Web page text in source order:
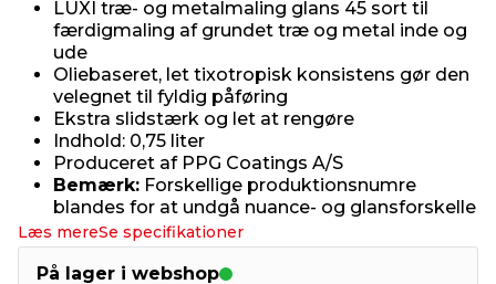
LUXI træ- og metalmaling glans 45 sort til
færdigmaling af grundet træ og metal inde og
ude
Oliebaseret, let tixotropisk konsistens gør den
velegnet til fyldig påføring
Ekstra slidstærk og let at rengøre
Indhold: 0,75 liter
Produceret af PPG Coatings A/S
Bemærk: Forskellige produktionsnumre
blandes for at undgå nuance- og glansforskelle
Læs mereSe specifikationer
På lager i webshop